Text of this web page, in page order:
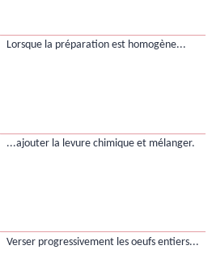
Lorsque la préparation est homogène...
...ajouter la levure chimique et mélanger.
Verser progressivement les oeufs entiers...